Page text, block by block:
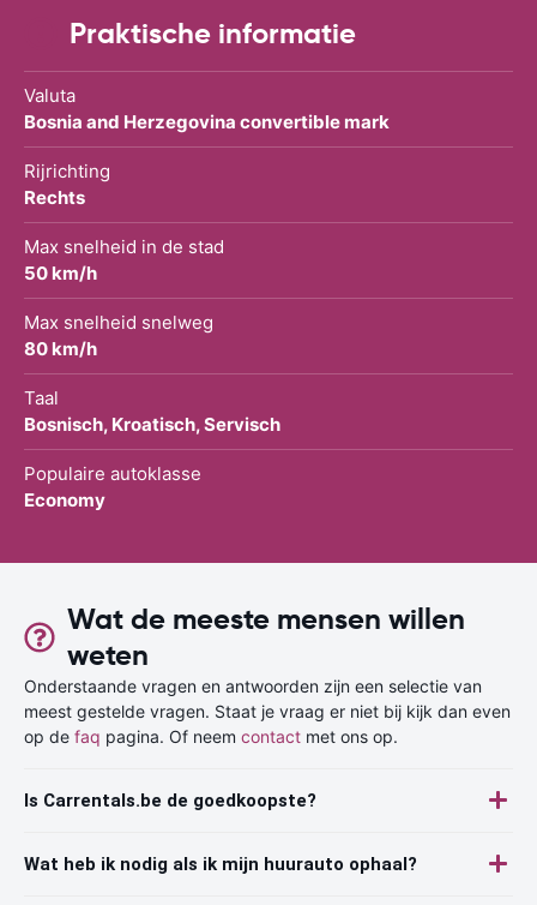
Praktische informatie
Valuta
Bosnia and Herzegovina convertible mark
Rijrichting
Rechts
Max snelheid in de stad
50 km/h
Max snelheid snelweg
80 km/h
Taal
Bosnisch, Kroatisch, Servisch
Populaire autoklasse
Economy
Wat de meeste mensen willen
weten
Onderstaande vragen en antwoorden zijn een selectie van
meest gestelde vragen. Staat je vraag er niet bij kijk dan even
op de faq pagina. Of neem contact met ons op.
Is Carrentals.be de goedkoopste?
Wat heb ik nodig als ik mijn huurauto ophaal?